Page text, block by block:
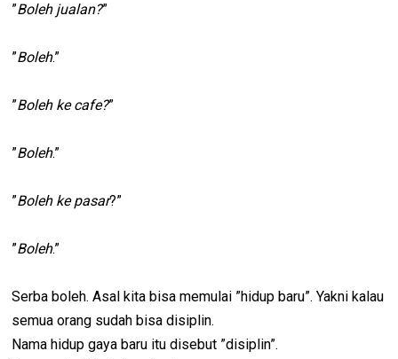
”Boleh jualan?”
”Boleh.”
”Boleh ke cafe?”
”Boleh.”
”Boleh ke pasar?”
”Boleh.”
Serba boleh. Asal kita bisa memulai ”hidup baru”. Yakni kalau
semua orang sudah bisa disiplin.
Nama hidup gaya baru itu disebut ”disiplin”.